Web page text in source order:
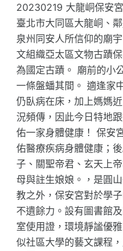
20230219 大龍峒保安
臺北市大同區大龍峒、
泉州同安人所信仰的廟
文組織亞太區文物古蹟
為國定古蹟。 廟前的小
一條盤蟠其間。 適逢家
仍臥病在床，加上媽媽
況頻傳，因此今日特地
佑一家身體健康！ 保安
佑醫療疾病身體健康；
子、關聖帝君、玄天上
母與註生娘娘。，是圓
教之外，保安宮對於學
不遺餘力。設有圖書館
室使用證，環境靜謐優
似社區大學的藝文課程